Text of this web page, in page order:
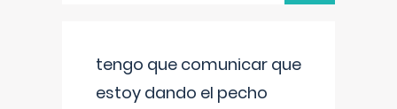
tengo que comunicar que
estoy dando el pecho